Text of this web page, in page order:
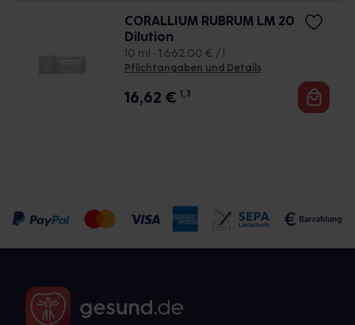
CORALLIUM RUBRUM LM 20
Dilution
10 ml • 1.662,00 € / l
Pflichtangaben und Details
16,62 € 1, 3